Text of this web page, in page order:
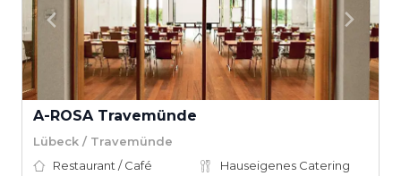
A-ROSA Travemünde
Lübeck / Travemünde
Restaurant / Café
Hauseigenes Catering